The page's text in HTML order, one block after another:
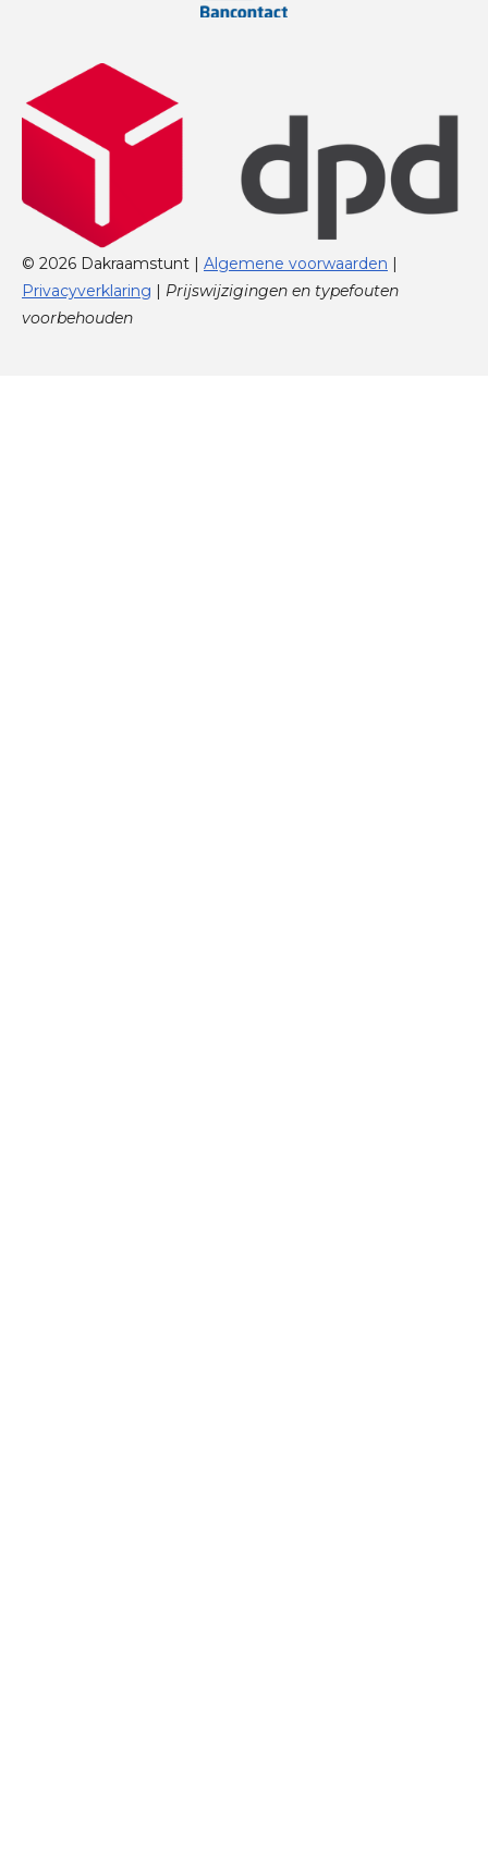
© 2026 Dakraamstunt | Algemene voorwaarden |
Privacyverklaring | Prijswijzigingen en typefouten
voorbehouden